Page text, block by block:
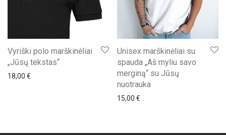
Vyriški polo marškinėliai
„Jūsų tekstas“
18,00 €
Unisex marškinėliai su
spauda „Aš myliu savo
merginą“ su Jūsų
nuotrauka
15,00 €